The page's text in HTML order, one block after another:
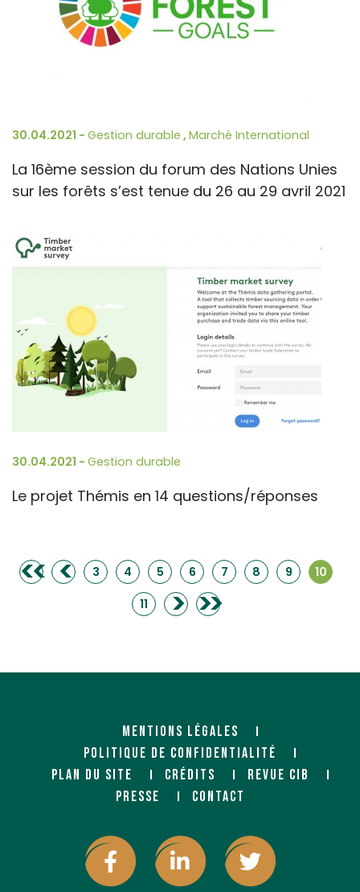
30.04.2021 - Gestion durable , Marché International
La 16ème session du forum des Nations Unies
sur les forêts s’est tenue du 26 au 29 avril 2021
30.04.2021 - Gestion durable
Le projet Thémis en 14 questions/réponses
<< < 3 4 5 6 7 8 9
10
11
> >>
MENTIONS LÉGALES
POLITIQUE DE CONFIDENTIALITÉ
PLAN DU SITE
CRÉDITS
REVUE CIB
PRESSE
CONTACT